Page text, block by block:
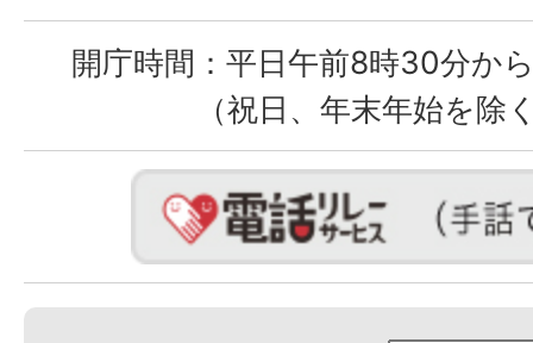
開庁時間： 平日午前8時30分か
（祝日、年末年始を除